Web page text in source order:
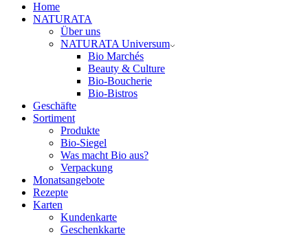
Home
NATURATA
Über uns
NATURATA Universum
Bio Marchés
Beauty & Culture
Bio-Boucherie
Bio-Bistros
Geschäfte
Sortiment
Produkte
Bio-Siegel
Was macht Bio aus?
Verpackung
Monatsangebote
Rezepte
Karten
Kundenkarte
Geschenkkarte